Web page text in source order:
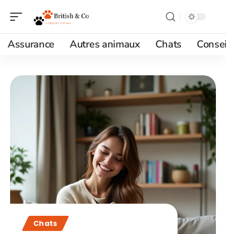
Assurance Autres animaux Chats
Chats